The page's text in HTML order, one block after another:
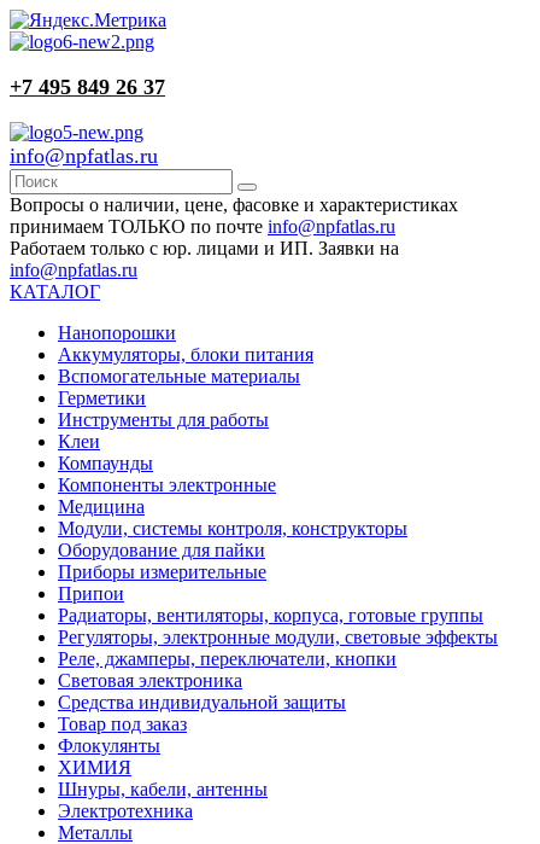
+7 495 849 26 37
info@npfatlas.ru
Вопросы о наличии, цене, фасовке и характеристиках
принимаем ТОЛЬКО по почте info@npfatlas.ru
Работаем только с юр. лицами и ИП. Заявки на
info@npfatlas.ru
КАТАЛОГ
Нанопорошки
Аккумуляторы, блоки питания
Вспомогательные материалы
Герметики
Инструменты для работы
Клеи
Компаунды
Компоненты электронные
Медицина
Модули, системы контроля, конструкторы
Оборудование для пайки
Приборы измерительные
Припои
Радиаторы, вентиляторы, корпуса, готовые группы
Регуляторы, электронные модули, световые эффекты
Реле, джамперы, переключатели, кнопки
Световая электроника
Средства индивидуальной защиты
Товар под заказ
Флокулянты
ХИМИЯ
Шнуры, кабели, антенны
Электротехника
Металлы